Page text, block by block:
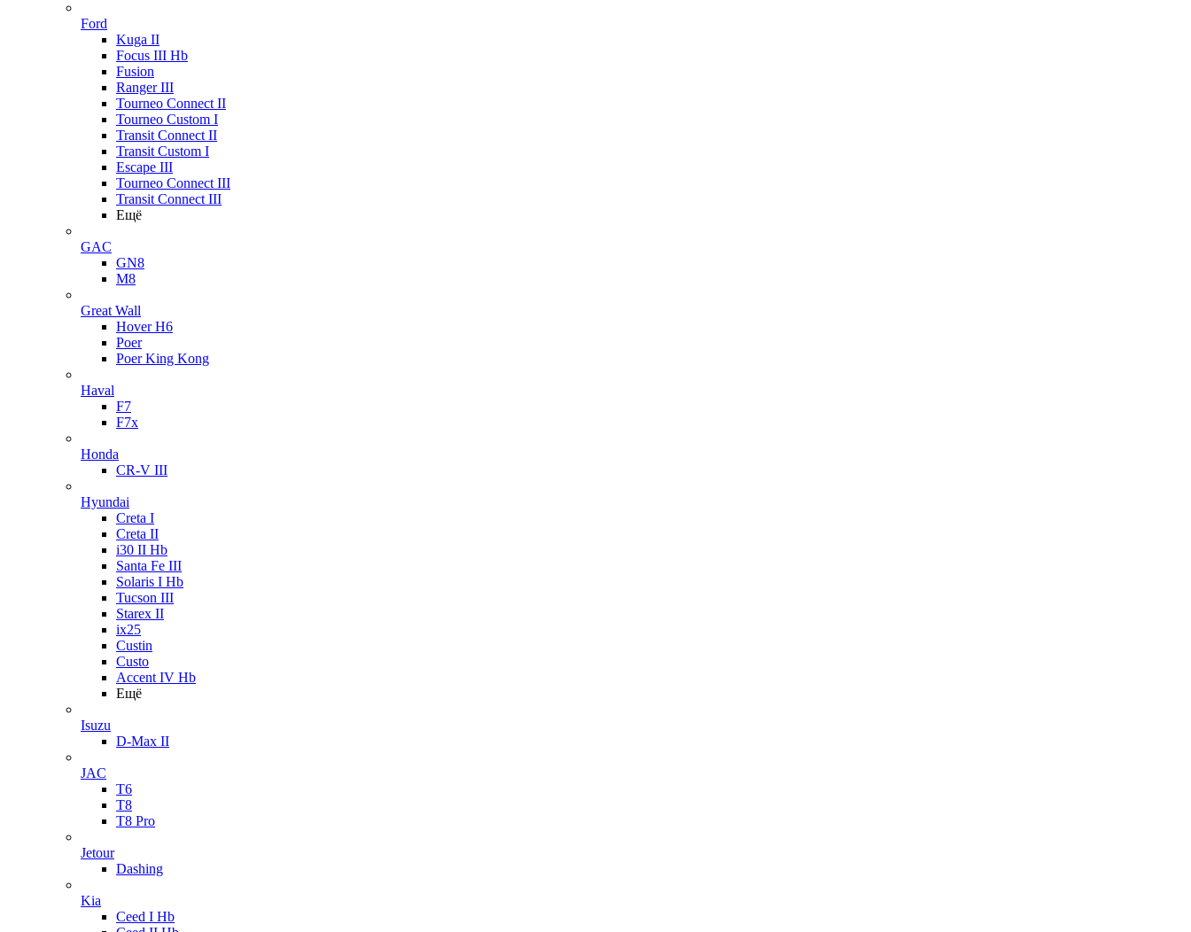
Ford
Kuga II
Focus III Hb
Fusion
Ranger III
Tourneo Connect II
Tourneo Custom I
Transit Connect II
Transit Custom I
Escape III
Tourneo Connect III
Transit Connect III
Ещё
GAC
GN8
M8
Great Wall
Hover H6
Poer
Poer King Kong
Haval
F7
F7x
Honda
CR-V III
Hyundai
Creta I
Creta II
i30 II Hb
Santa Fe III
Solaris I Hb
Tucson III
Starex II
ix25
Custin
Custo
Accent IV Hb
Ещё
Isuzu
D-Max II
JAC
T6
T8
T8 Pro
Jetour
Dashing
Kia
Ceed I Hb